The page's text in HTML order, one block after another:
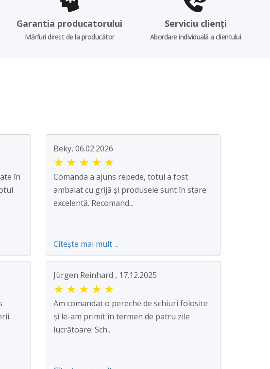
Garantia producatorului
Mărfuri direct de la producător
Serviciu clienți
Abordare individuală a clientului
în
Beky, 06.02.2026
★ ★ ★ ★ ★
Comanda a ajuns repede, totul a fost
ambalat cu grijă și produsele sunt în stare
excelentă. Recomand...
Citește mai mult ...
Jürgen Reinhard , 17.12.2025
★ ★ ★ ★ ★
Am comandat o pereche de schiuri folosite
și le-am primit în termen de patru zile
lucrătoare. Sch...